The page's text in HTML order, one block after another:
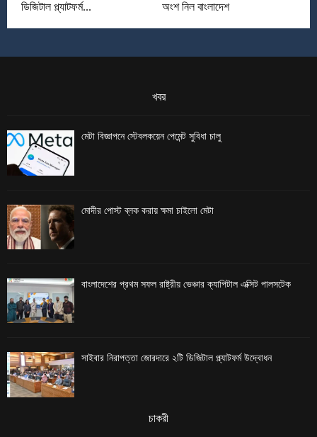
ডিজিটাল প্ল্যাটফর্ম...
অংশ নিল বাংলাদেশ
খবর
মেটা বিজ্ঞাপনে স্টেবলকয়েন পেমেন্ট সুবিধা চালু
মোদীর পোস্ট ব্লক করায় ক্ষমা চাইলো মেটা
বাংলাদেশের প্রথম সফল রাষ্ট্রীয় ভেঞ্চার ক্যাপিটাল এক্সিট পালসটেক
সাইবার নিরাপত্তা জোরদারে ২টি ডিজিটাল প্ল্যাটফর্ম উদ্বোধন
চাকরী